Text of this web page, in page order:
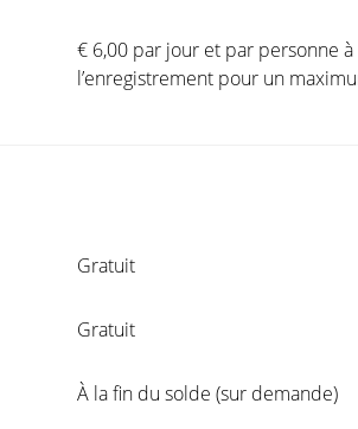
€ 6,00 par jour et par personne
l’enregistrement pour un
Gratuit
Gratuit
À la fin du solde (sur demande)